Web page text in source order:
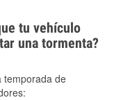
tu vehículo
una tormenta?
temporada de